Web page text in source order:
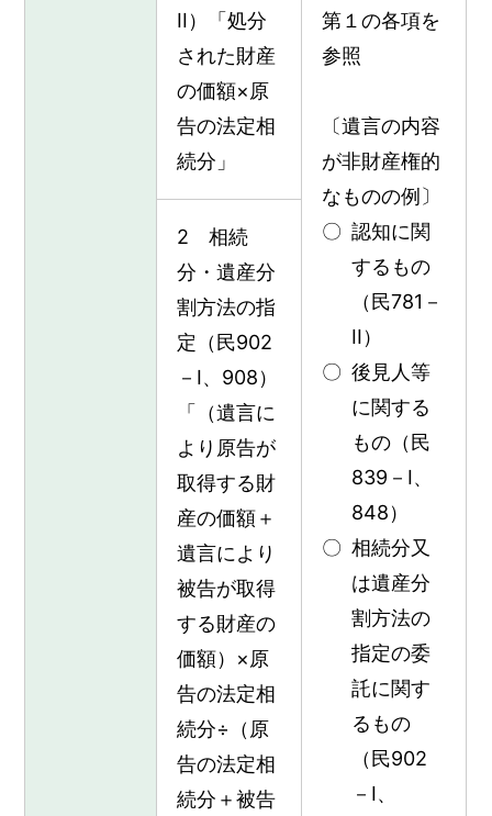
II）「処分
された財産
の価額×原
告の法定相
続分」
第１の各項を
参照
〔遺言の内容
が非財産権的
なものの例〕
認知に関
するもの
（民781－
II）
後見人等
に関する
もの（民
839－I、
848）
相続分又
は遺産分
割方法の
指定の委
託に関す
るもの
（民902
－I、
2 相続
分・遺産分
割方法の指
定（民902
－I、908）
「（遺言に
より原告が
取得する財
産の価額＋
遺言により
被告が取得
する財産の
価額）×原
告の法定相
続分÷（原
告の法定相
続分＋被告